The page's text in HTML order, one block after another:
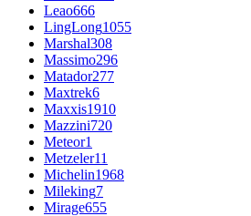
Leao666
LingLong1055
Marshal308
Massimo296
Matador277
Maxtrek6
Maxxis1910
Mazzini720
Meteor1
Metzeler11
Michelin1968
Mileking7
Mirage655